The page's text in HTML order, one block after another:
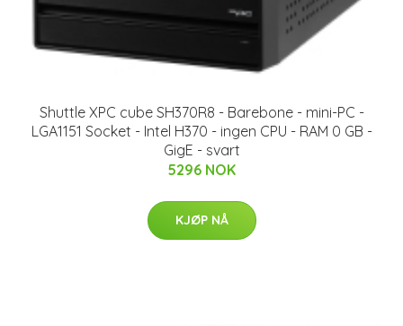
Shuttle XPC cube SH370R8 - Barebone - mini-PC -
LGA1151 Socket - Intel H370 - ingen CPU - RAM 0 GB -
GigE - svart
5296 NOK
KJØP NÅ